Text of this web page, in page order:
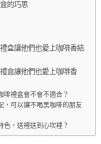
的巧思
盒讓他們也愛上咖啡香結
盒讓他們也愛上咖啡香
啡禮盒會不會不適合？
，可以讓不喝黑咖啡的朋友
色，送禮送到心坎裡？